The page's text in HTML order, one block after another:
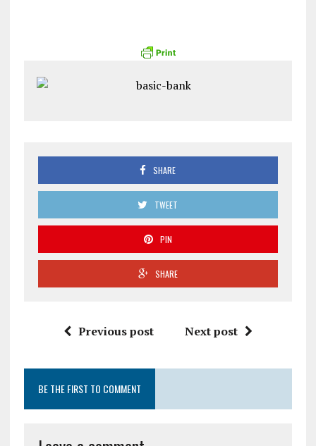
SHARE
TWEET
PIN
SHARE
Previous post Next post
BE THE FIRST TO COMMENT